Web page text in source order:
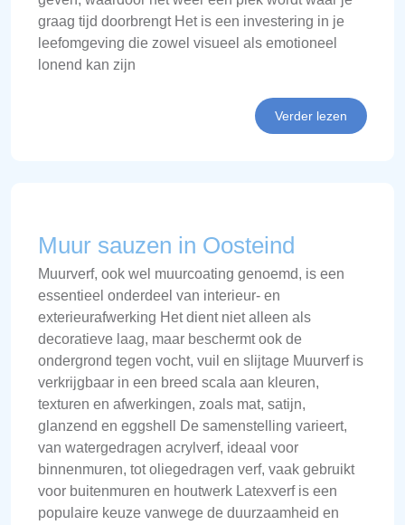
graag tijd doorbrengt Het is een investering in je
leefomgeving die zowel visueel als emotioneel
lonend kan zijn
Verder lezen
Muur sauzen in Oosteind
Muurverf, ook wel muurcoating genoemd, is een
essentieel onderdeel van interieur- en
exterieurafwerking Het dient niet alleen als
decoratieve laag, maar beschermt ook de
ondergrond tegen vocht, vuil en slijtage Muurverf is
verkrijgbaar in een breed scala aan kleuren,
texturen en afwerkingen, zoals mat, satijn,
glanzend en eggshell De samenstelling varieert,
van watergedragen acrylverf, ideaal voor
binnenmuren, tot oliegedragen verf, vaak gebruikt
voor buitenmuren en houtwerk Latexverf is een
populaire keuze vanwege de duurzaamheid en